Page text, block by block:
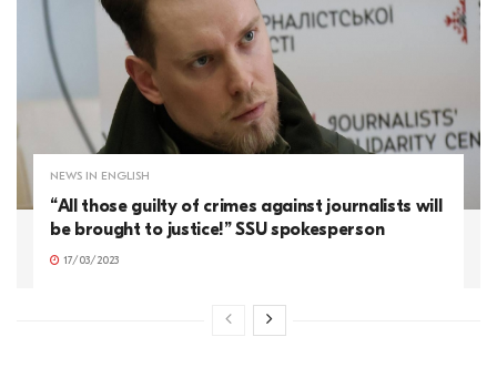
NEWS IN ENGLISH
“All those guilty of crimes against journalists will
be brought to justice!” SSU spokesperson
17/03/2023